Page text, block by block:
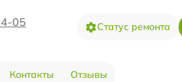
05 Статус ремонта
Контакты Отзывы